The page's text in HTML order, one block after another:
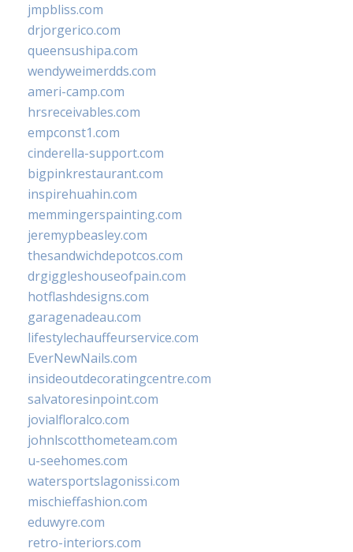
jmpbliss.com
drjorgerico.com
queensushipa.com
wendyweimerdds.com
ameri-camp.com
hrsreceivables.com
empconst1.com
cinderella-support.com
bigpinkrestaurant.com
inspirehuahin.com
memmingerspainting.com
jeremypbeasley.com
thesandwichdepotcos.com
drgiggleshouseofpain.com
hotflashdesigns.com
garagenadeau.com
lifestylechauffeurservice.com
EverNewNails.com
insideoutdecoratingcentre.com
salvatoresinpoint.com
jovialfloralco.com
johnlscotthometeam.com
u-seehomes.com
watersportslagonissi.com
mischieffashion.com
eduwyre.com
retro-interiors.com